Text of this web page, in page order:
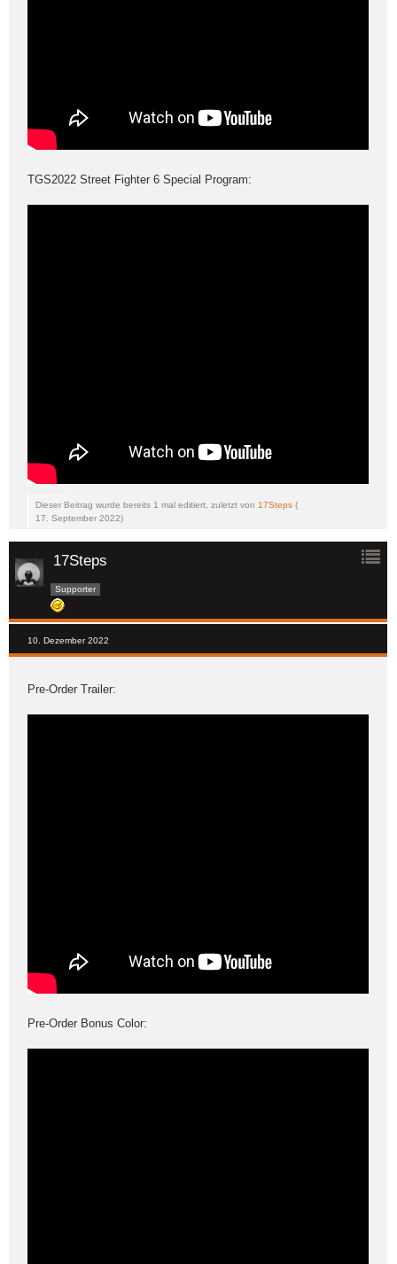
TGS2022 Street Fighter 6 Special Program:
Dieser Beitrag wurde bereits 1 mal editiert, zuletzt von 17Steps (
17. September 2022)
17Steps
Supporter
10. Dezember 2022
Pre-Order Trailer:
Pre-Order Bonus Color: